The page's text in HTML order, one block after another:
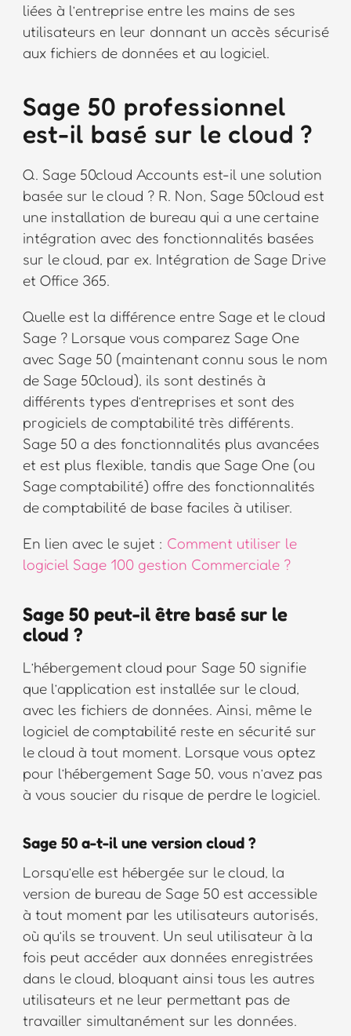
liées à l’entreprise entre les mains de ses
utilisateurs en leur donnant un accès sécurisé
aux fichiers de données et au logiciel.
Sage 50 professionnel
est-il basé sur le cloud ?
Q. Sage 50cloud Accounts est-il une solution
basée sur le cloud ? R. Non, Sage 50cloud est
une installation de bureau qui a une certaine
intégration avec des fonctionnalités basées
sur le cloud, par ex. Intégration de Sage Drive
et Office 365.
Quelle est la différence entre Sage et le cloud
Sage ? Lorsque vous comparez Sage One
avec Sage 50 (maintenant connu sous le nom
de Sage 50cloud), ils sont destinés à
différents types d’entreprises et sont des
progiciels de comptabilité très différents.
Sage 50 a des fonctionnalités plus avancées
et est plus flexible, tandis que Sage One (ou
Sage comptabilité) offre des fonctionnalités
de comptabilité de base faciles à utiliser.
En lien avec le sujet : Comment utiliser le
logiciel Sage 100 gestion Commerciale ?
Sage 50 peut-il être basé sur le
cloud ?
L’hébergement cloud pour Sage 50 signifie
que l’application est installée sur le cloud,
avec les fichiers de données. Ainsi, même le
logiciel de comptabilité reste en sécurité sur
le cloud à tout moment. Lorsque vous optez
pour l’hébergement Sage 50, vous n’avez pas
à vous soucier du risque de perdre le logiciel.
Sage 50 a-t-il une version cloud ?
Lorsqu’elle est hébergée sur le cloud, la
version de bureau de Sage 50 est accessible
à tout moment par les utilisateurs autorisés,
où qu’ils se trouvent. Un seul utilisateur à la
fois peut accéder aux données enregistrées
dans le cloud, bloquant ainsi tous les autres
utilisateurs et ne leur permettant pas de
travailler simultanément sur les données.